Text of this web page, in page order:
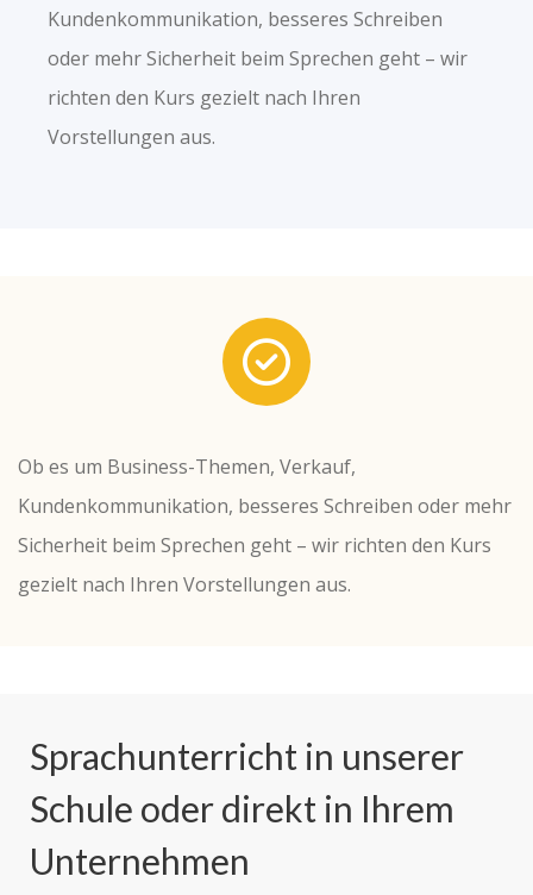
Kundenkommunikation, besseres Schreiben
oder mehr Sicherheit beim Sprechen geht – wir
richten den Kurs gezielt nach Ihren
Vorstellungen aus.
Ob es um Business-Themen, Verkauf,
Kundenkommunikation, besseres Schreiben oder mehr
Sicherheit beim Sprechen geht – wir richten den Kurs
gezielt nach Ihren Vorstellungen aus.
Sprachunterricht in unserer
Schule oder direkt in Ihrem
Unternehmen